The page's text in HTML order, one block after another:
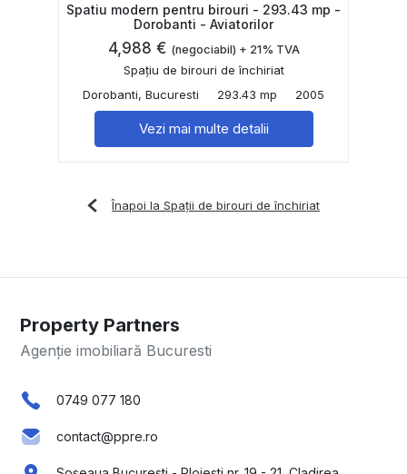
Spatiu modern pentru birouri - 293.43 mp -
Dorobanti - Aviatorilor
4,988 € (negociabil) + 21% TVA
Spațiu de birouri de închiriat
Dorobanti, Bucuresti
293.43 mp 2005
Vezi mai multe detalii
Înapoi la Spații de birouri de închiriat
Property Partners
Agenție imobiliară Bucuresti
0749 077 180
contact@ppre.ro